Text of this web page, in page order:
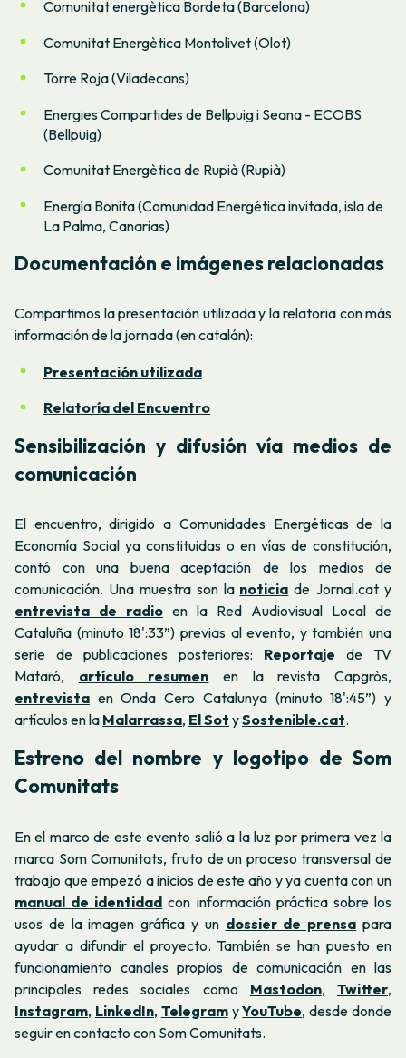
Comunitat energètica Bordeta (Barcelona)
Comunitat Energètica Montolivet (Olot)
Torre Roja (Viladecans)
Energies Compartides de Bellpuig i Seana - ECOBS
(Bellpuig)
Comunitat Energètica de Rupià (Rupià)
Energía Bonita (Comunidad Energética invitada, isla de
La Palma, Canarias)
Documentación e imágenes relacionadas
Compartimos la presentación utilizada y la relatoria con más
información de la jornada (en catalán):
Presentación utilizada
Relatoría del Encuentro
Sensibilización y difusión vía medios de
comunicación
El encuentro, dirigido a Comunidades Energéticas de la
Economía Social ya constituidas o en vías de constitución,
contó con una buena aceptación de los medios de
comunicación. Una muestra son la noticia de Jornal.cat y
entrevista de radio en la Red Audiovisual Local de
Cataluña (minuto 18':33”) previas al evento, y también una
serie de publicaciones posteriores: Reportaje de TV
Mataró, artículo resumen en la revista Capgròs,
entrevista en Onda Cero Catalunya (minuto 18':45”) y
artículos en la Malarrassa, El Sot ySostenible.cat.
Estreno del nombre y logotipo de Som
Comunitats
En el marco de este evento salió a la luz por primera vez la
marca Som Comunitats, fruto de un proceso transversal de
trabajo que empezó a inicios de este año y ya cuenta con un
manual de identidad con información práctica sobre los
usos de la imagen gráfica y un dossier de prensa para
ayudar a difundir el proyecto. También se han puesto en
funcionamiento canales propios de comunicación en las
principales redes sociales como Mastodon,Twitter,
Instagram, LinkedIn, TelegramyYouTube, desde donde
seguir en contacto con Som Comunitats.